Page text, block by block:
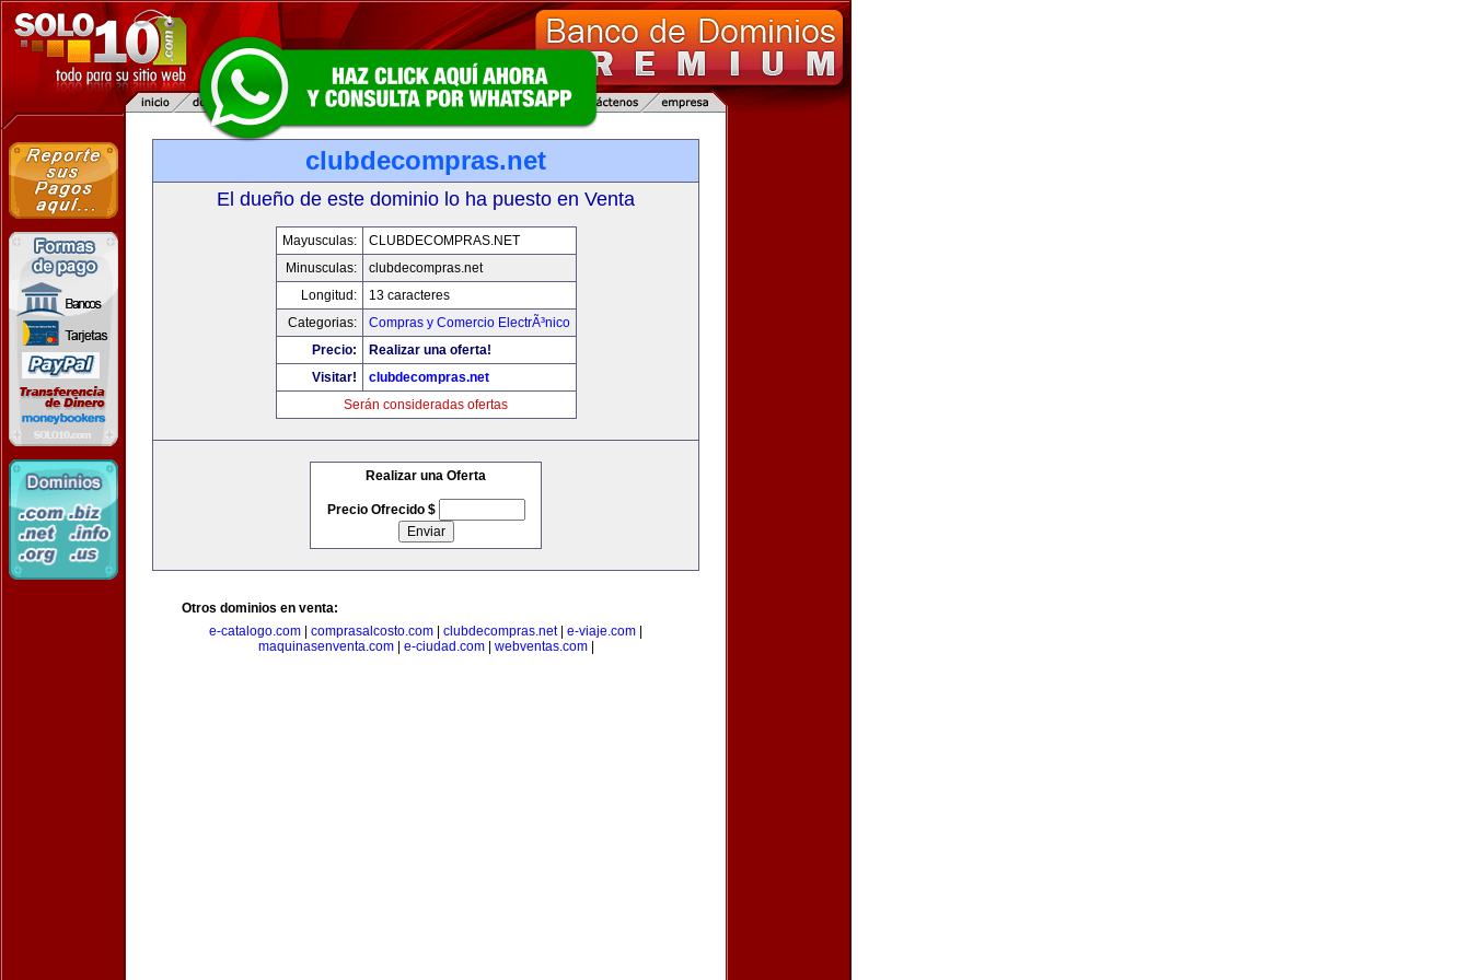
clubdecompras.net
El dueño de este dominio lo ha puesto en Venta
Mayusculas:
CLUBDECOMPRAS.NET
Minusculas:
clubdecompras.net
Longitud:
13 caracteres
Categorias:
Compras y Comercio ElectrÃ³nico
Precio:
Realizar una oferta!
Visitar!
clubdecompras.net
Serán consideradas ofertas
Realizar una Oferta
Precio Ofrecido $
Otros dominios en venta:
e-catalogo.com
comprasalcosto.com clubdecompras.net| e-viaje.com
maquinasenventa.com| e-ciudad.com| webventas.com|